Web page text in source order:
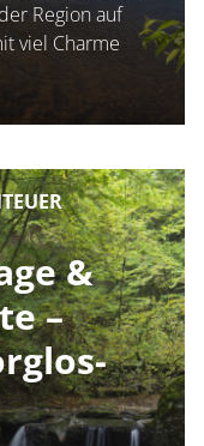
Region auf
viel Charme
&
–